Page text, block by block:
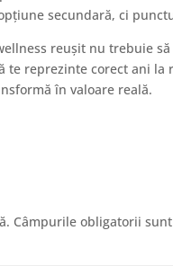
secundară, ci
reușit nu trebuie
te reprezinte corect ani
în valoare reală.
Câmpurile obligatorii